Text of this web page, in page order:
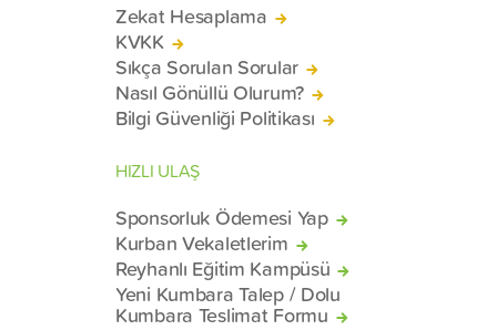
Zekat Hesaplama
KVKK
Sıkça Sorulan Sorular
Nasıl Gönüllü Olurum?
Bilgi Güvenliği Politikası
HIZLI ULAŞ
Sponsorluk Ödemesi Yap
Kurban Vekaletlerim
Reyhanlı Eğitim Kampüsü
Yeni Kumbara Talep / Dolu
Kumbara Teslimat Formu